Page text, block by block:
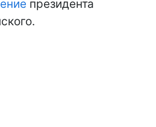
президента